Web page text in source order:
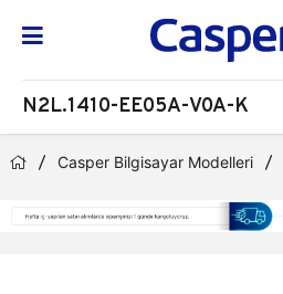
N2L.1410-EE05A-V0A-K
Casper Bilgisayar Modelleri